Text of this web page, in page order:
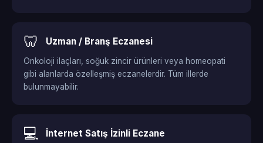
🦷 Uzman / Branş Eczanesi
Onkoloji ilaçları, soğuk zincir ürünleri veya homeopati
gibi alanlarda özelleşmiş eczanelerdir. Tüm illerde
bulunmayabilir.
💻 İnternet Satış İzinli Eczane